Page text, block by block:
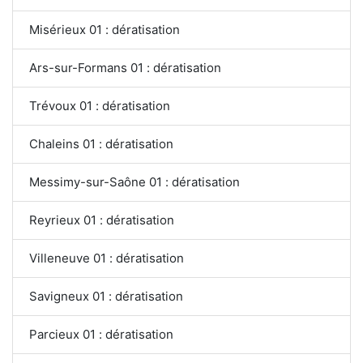
Misérieux 01 : dératisation
Ars-sur-Formans 01 : dératisation
Trévoux 01 : dératisation
Chaleins 01 : dératisation
Messimy-sur-Saône 01 : dératisation
Reyrieux 01 : dératisation
Villeneuve 01 : dératisation
Savigneux 01 : dératisation
Parcieux 01 : dératisation